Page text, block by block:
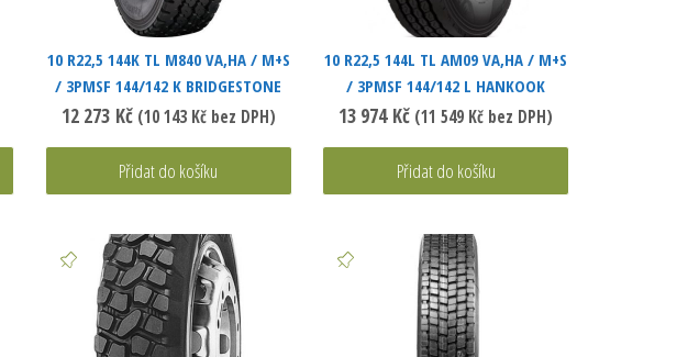
10 R22,5 144K TL M840 VA,HA / M+S
/ 3PMSF 144/142 K BRIDGESTONE
12 273 Kč (10 143 Kčbez DPH)
Přidat do košíku
10 R22,5 144L TL AM09 VA,HA / M+S
/ 3PMSF 144/142 L HANKOOK
13 974 Kč (11 549 Kč bez DPH)
Přidat do košíku